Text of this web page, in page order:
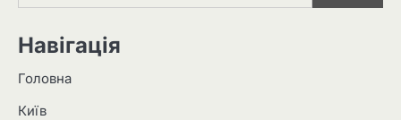
Навігація
Головна
Київ